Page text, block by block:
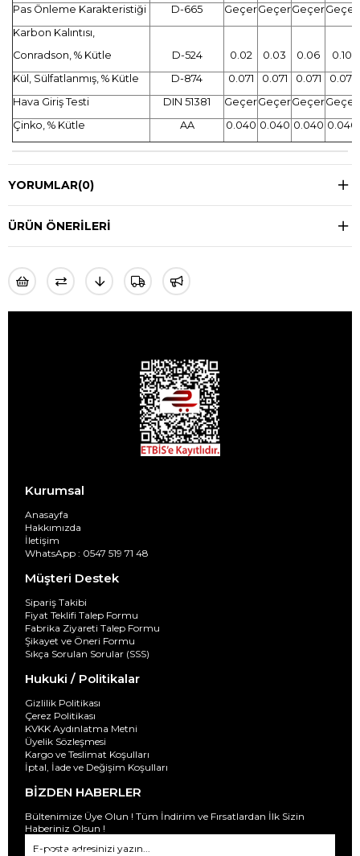
Pas Önleme Karakteristiği
D-665 GeçerGeçerGeçerGeçer
Karbon Kalıntısı,
Conradson, % Kütle
D-524 0.02 0.03 0.06
0.10
Kül, Sülfatlanmış, % Kütle
D-874 0.071 0.071 0.071
0.071
Hava Giriş Testi
DIN 51381 GeçerGeçerGeçerGeçer
Çinko, % Kütle
AA 0.040 0.040 0.040 0.040
YORUMLAR(0)
ÜRÜN ÖNERILERI
Kurumsal
Anasayfa
Hakkımızda
İletişim
WhatsApp : 0547 519 71 48
Müşteri Destek
Sipariş Takibi
Fiyat Teklifi Talep Formu
Fabrika Ziyareti Talep Formu
Şikayet ve Öneri Formu
Sıkça Sorulan Sorular (SSS)
Hukuki / Politikalar
Gizlilik Politikası
Çerez Politikası
KVKK Aydınlatma Metni
Üyelik Sözleşmesi
Kargo ve Teslimat Koşulları
İptal, İade ve Değişim Koşulları
BİZDEN HABERLER
Bültenimize Üye Olun ! Tüm İndirim ve Fırsatlardan İlk Sizin
Haberiniz Olsun !